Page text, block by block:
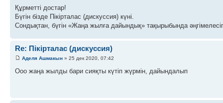
Құрметті достар!
Бүгін бізде Пікірталас (дискуссия) күні.
Сондықтан, бүгін «Жаңа жылға дайындық» тақырыбында
Re: Пікірталас (дискуссия)
Аделя Ашмакын » 25 дек 2020, 07:42
Ооо жаңа жылды бари сияқты күтіп жүрмін, дайындалып